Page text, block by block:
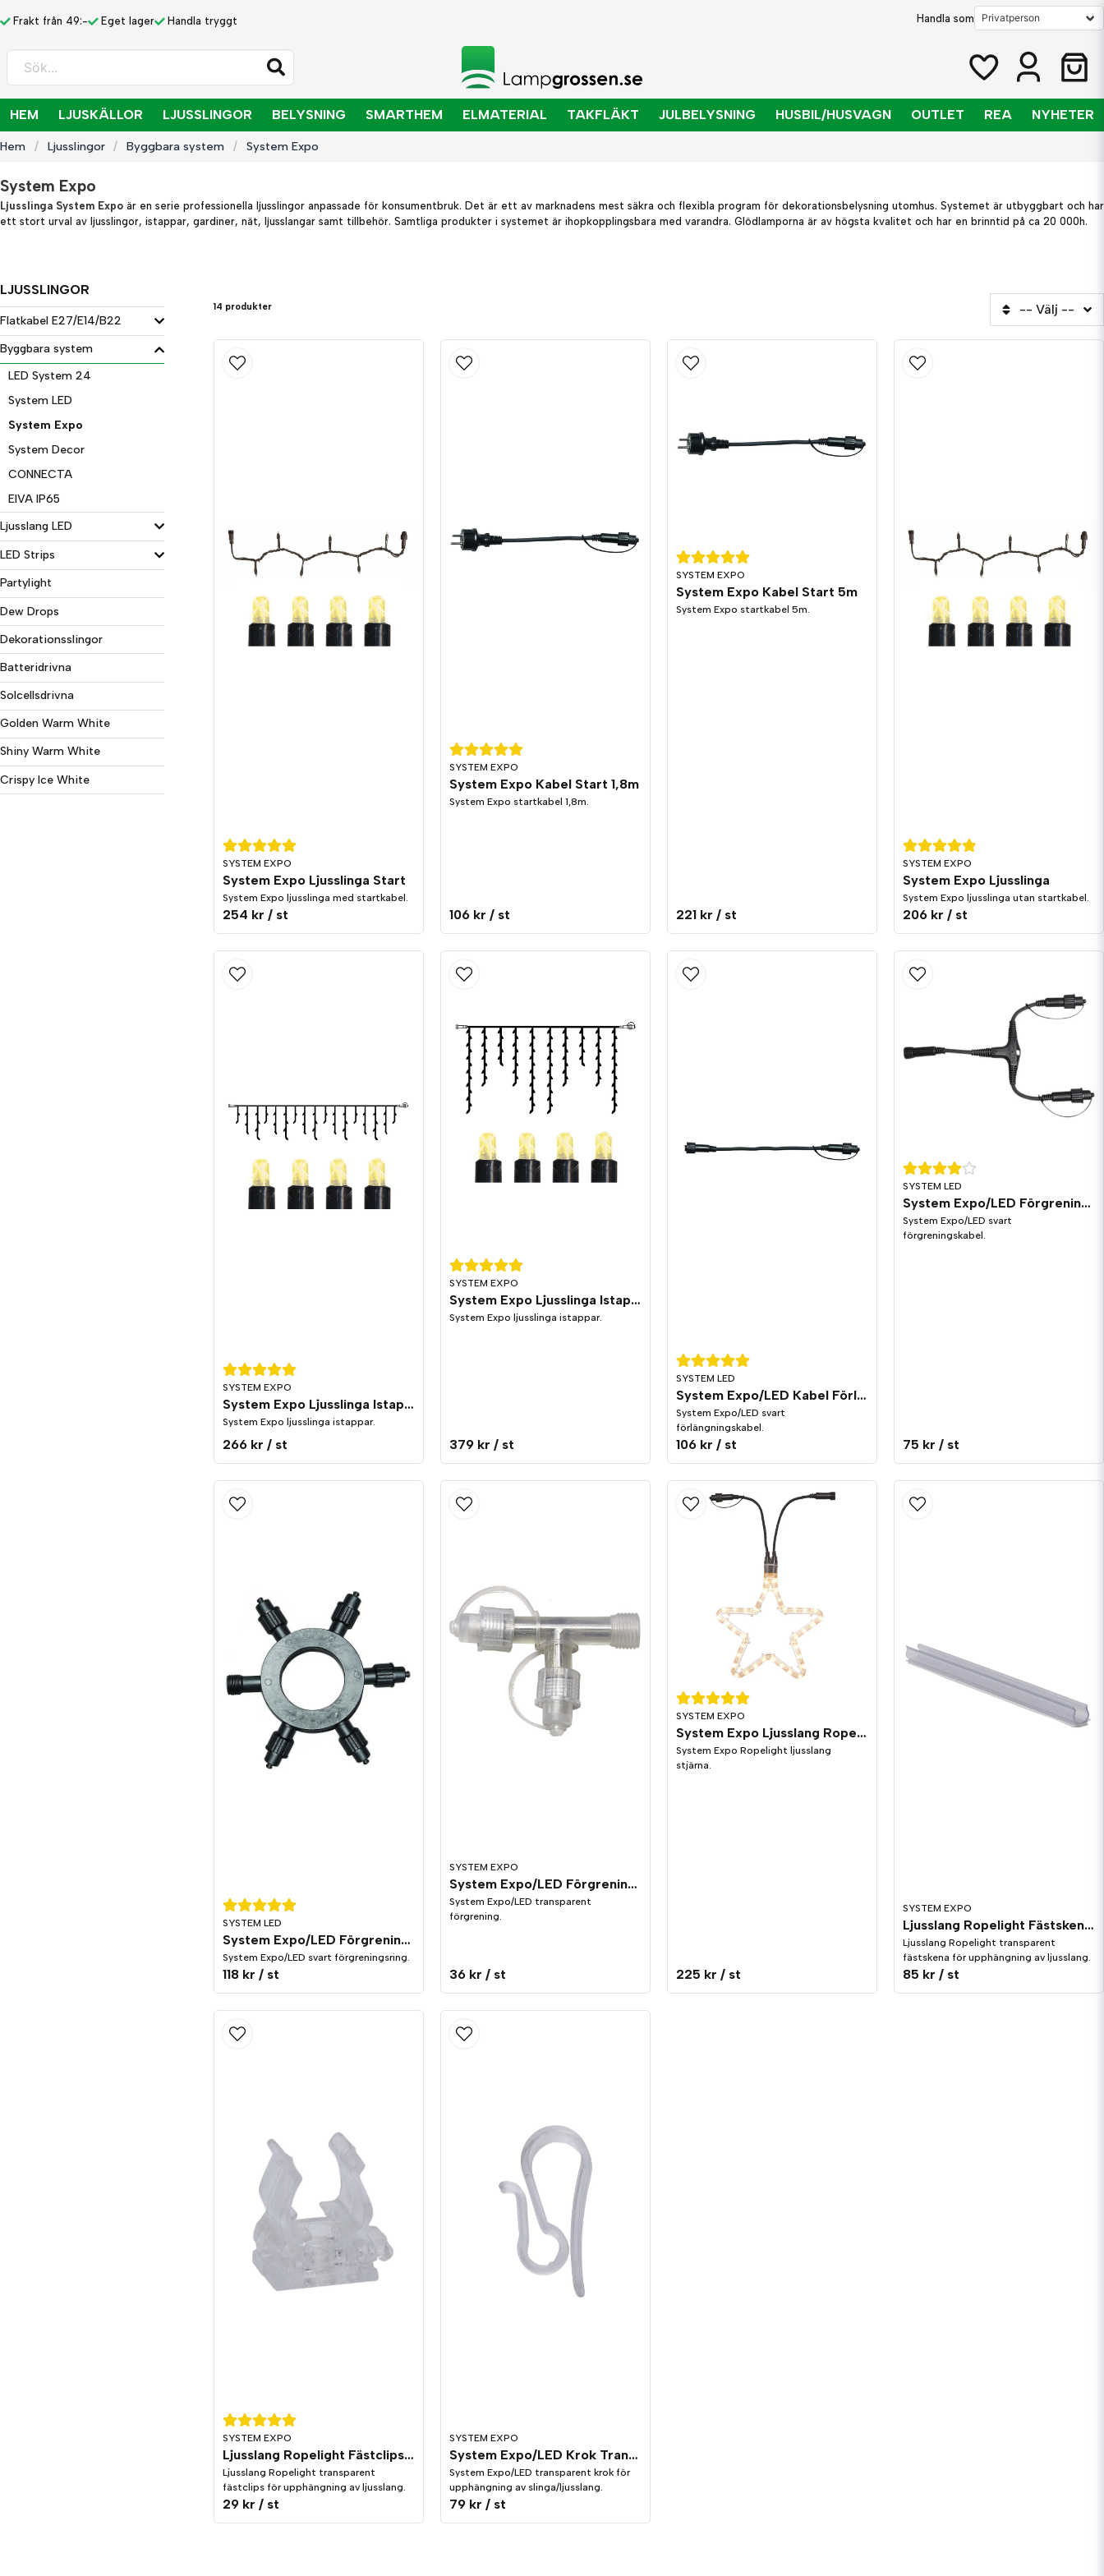
Frakt från 49:- Eget lager Handla tryggt Handla som
Sök...
HEM LJUSKÄLLOR LJUSSLINGOR BELYSNING SMARTHEM ELMATERIAL TAKFLÄKT JULBELYSNING HUSBIL/HUSVAGN OUTLET REA NYHETER
Hem Ljusslingor Byggbara system System Expo
System Expo
Ljusslinga System Expo är en serie professionella ljusslingor anpassade för konsumentbruk. Det är ett av marknadens mest säkra och flexibla program för dekorationsbelysning utomhus. Systemet är utbyggbart och har
ett stort urval av ljusslingor, istappar, gardiner, nät, ljusslangar samt tillbehör. Samtliga produkter i systemet är ihopkopplingsbara med varandra. Glödlamporna är av högsta kvalitet och har en brinntid på ca 20 000h.
LJUSSLINGOR
Flatkabel E27/E14/B22
Byggbara system
LED System 24
System LED
System Expo
System Decor
CONNECTA
EIVA IP65
Ljusslang LED
LED Strips
Partylight
Dew Drops
Dekorationsslingor
Batteridrivna
Solcellsdrivna
Golden Warm White
Shiny Warm White
Crispy Ice White
14 produkter -- Välj --
SYSTEM EXPO
System Expo Ljusslinga Start
System Expo ljusslinga med startkabel.
254 kr / st
SYSTEM EXPO
System Expo Kabel Start 1,8m
System Expo startkabel 1,8m.
106 kr / st
SYSTEM EXPO
System Expo Kabel Start 5m
System Expo startkabel 5m.
221 kr / st
SYSTEM EXPO
System Expo Ljusslinga
System Expo ljusslinga utan startkabel.
206 kr / st
SYSTEM EXPO
System Expo Ljusslinga Istappar 3x0,4m
System Expo ljusslinga istappar.
266 kr / st
SYSTEM EXPO
System Expo Ljusslinga Istappar 2x1m
System Expo ljusslinga istappar.
379 kr / st
SYSTEM LED
System Expo/LED Kabel Förlängning Svart
System Expo/LED svart
förlängningskabel.
106 kr / st
SYSTEM LED
System Expo/LED Förgrening T Svart
System Expo/LED svart
förgreningskabel.
75 kr / st
SYSTEM LED
System Expo/LED Förgrening Ring Svart
System Expo/LED svart förgreningsring.
118 kr / st
SYSTEM EXPO
System Expo/LED Förgrening T Transparent
System Expo/LED transparent
förgrening.
36 kr / st
SYSTEM EXPO
System Expo Ljusslang Ropelight Stjärna
System Expo Ropelight ljusslang
stjärna.
225 kr / st
SYSTEM EXPO
Ljusslang Ropelight Fästskena Transparent, 10-pack
Ljusslang Ropelight transparent
fästskena för upphängning av ljusslang.
85 kr / st
SYSTEM EXPO
Ljusslang Ropelight Fästclips Transparent, 10-pack
Ljusslang Ropelight transparent
fästclips för upphängning av ljusslang.
29 kr / st
SYSTEM EXPO
System Expo/LED Krok Transparent, 10-pack
System Expo/LED transparent krok för
upphängning av slinga/ljusslang.
79 kr / st